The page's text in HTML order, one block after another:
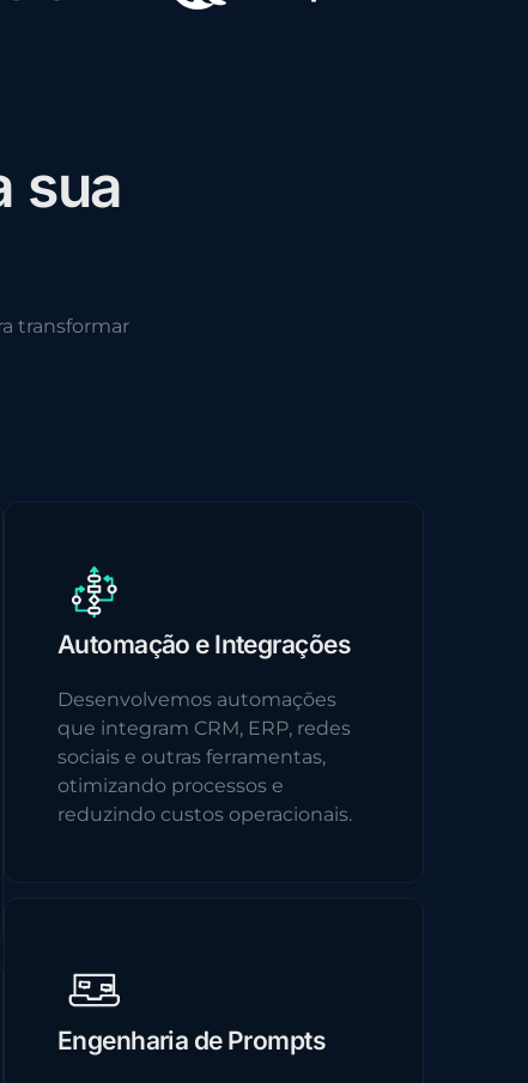
sua
transformar
Automação e Integrações
Desenvolvemos automações
que integram CRM, ERP, redes
sociais e outras ferramentas,
otimizando processos e
reduzindo custos operacionais.
Engenharia de Prompts